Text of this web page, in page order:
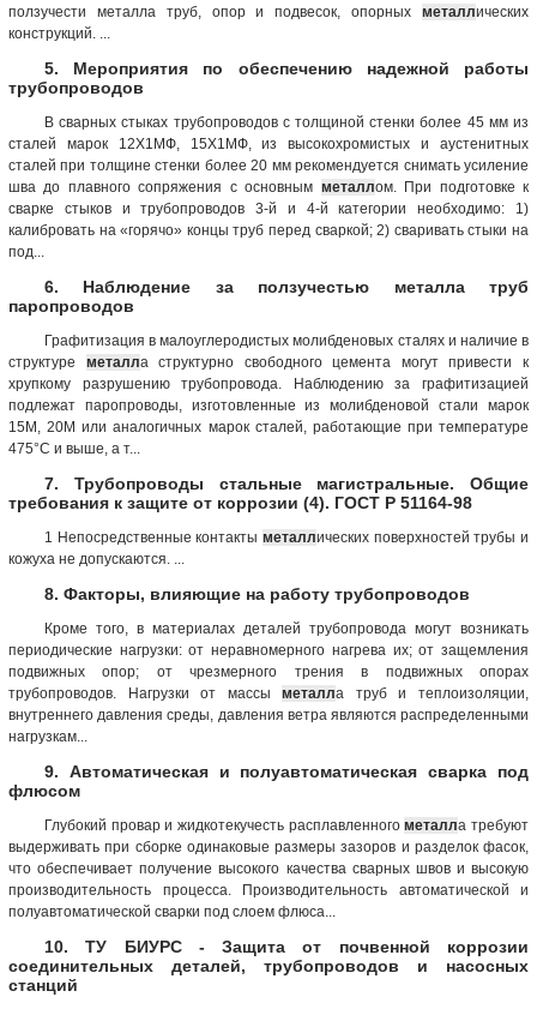
ползучести металла труб, опор и подвесок, опорных металлических
конструкций. ...
5. Мероприятия по обеспечению надежной работы
трубопроводов
В сварных стыках трубопроводов с толщиной стенки более 45 мм из
сталей марок 12Х1МФ, 15Х1МФ, из высокохромистых и аустенитных
сталей при толщине стенки более 20 мм рекомендуется снимать усиление
шва до плавного сопряжения с основным металлом. При подготовке к
сварке стыков и трубопроводов 3-й и 4-й категории необходимо: 1)
калибровать на «горячо» концы труб перед сваркой; 2) сваривать стыки на
под...
6. Наблюдение за ползучестью металла труб
паропроводов
Графитизация в малоуглеродистых молибденовых сталях и наличие в
структуре металла структурно свободного цемента могут привести к
хрупкому разрушению трубопровода. Наблюдению за графитизацией
подлежат паропроводы, изготовленные из молибденовой стали марок
15М, 20М или аналогичных марок сталей, работающие при температуре
475°С и выше, а т...
7. Трубопроводы стальные магистральные. Общие
требования к защите от коррозии (4). ГОСТ Р 51164-98
1 Непосредственные контакты металлических поверхностей трубы и
кожуха не допускаются. ...
8. Факторы, влияющие на работу трубопроводов
Кроме того, в материалах деталей трубопровода могут возникать
периодические нагрузки: от неравномерного нагрева их; от защемления
подвижных опор; от чрезмерного трения в подвижных опорах
трубопроводов. Нагрузки от массыметалла труб и теплоизоляции,
внутреннего давления среды, давления ветра являются распределенными
нагрузкам...
9. Автоматическая и полуавтоматическая сварка под
флюсом
Глубокий провар и жидкотекучесть расплавленногометалла требуют
выдерживать при сборке одинаковые размеры зазоров и разделок фасок,
что обеспечивает получение высокого качества сварных швов и высокую
производительность процесса. Производительность автоматической и
полуавтоматической сварки под слоем флюса...
10. ТУ БИУРС - Защита от почвенной коррозии
соединительных деталей, трубопроводов и насосных
станций